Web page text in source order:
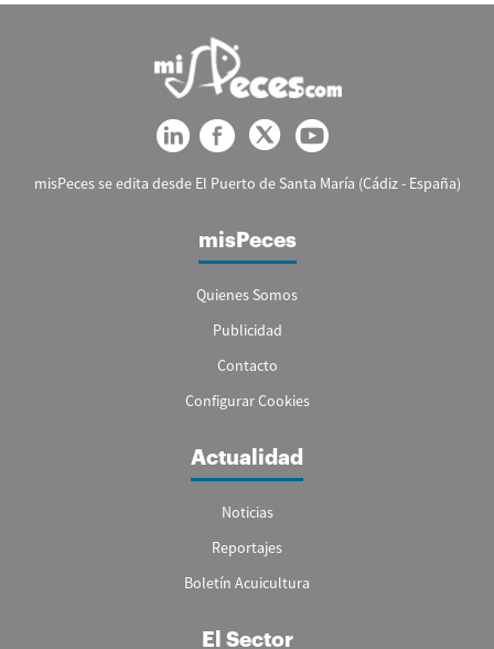
misPeces se edita desde El Puerto de Santa María (Cádiz - España)
misPeces
Quienes Somos
Publicidad
Contacto
Configurar Cookies
Actualidad
Noticias
Reportajes
Boletín Acuicultura
El Sector